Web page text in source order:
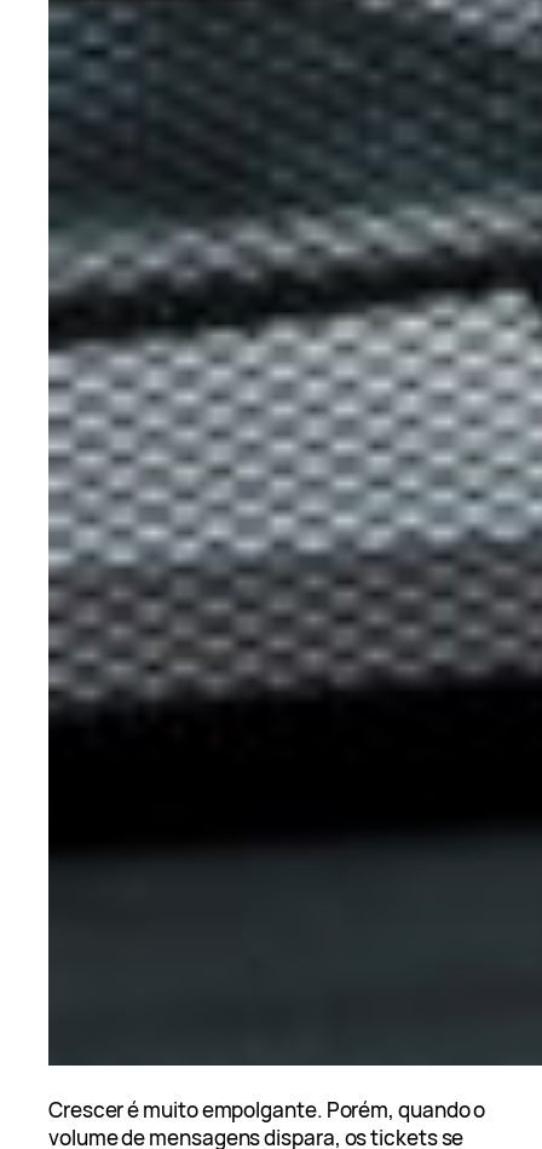
Crescer é muito empolgante. Porém, quando o
volume de mensagens dispara, os tickets se